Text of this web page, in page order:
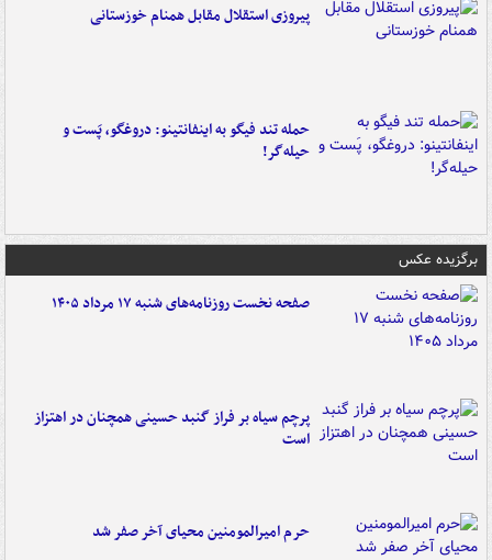
پیروزی استقلال مقابل همنام خوزستانی
حمله تند فیگو به اینفانتینو: دروغگو، پَست‌ و
حیله‌گر!
برگزیده عکس
صفحه نخست روزنامه‌های شنبه ۱۷ مرداد ۱۴۰۵
پرچم سیاه بر فراز گنبد حسینی همچنان در اهتزاز
است
حرم امیرالمومنین محیای آخر صفر شد